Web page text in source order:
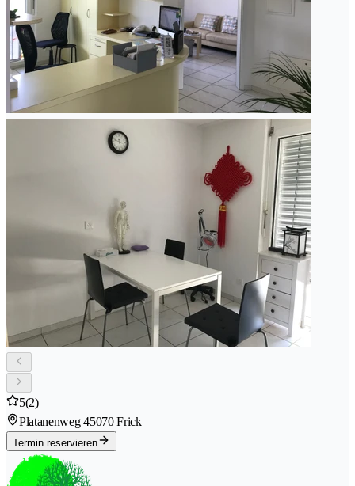
5(2)
Platanenweg 45070 Frick
Termin reservieren